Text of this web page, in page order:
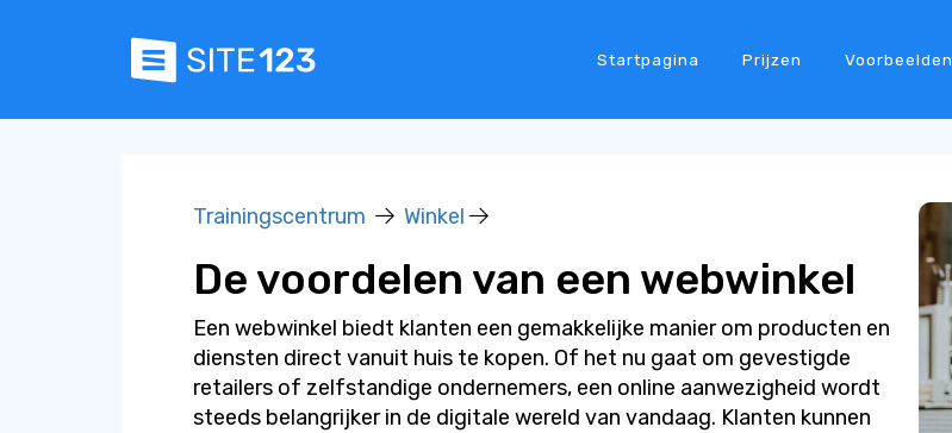
Startpagina Prijzen Voorbeelden
Trainingscentrum Winkel
De voordelen van een webwinkel
Een webwinkel biedt klanten een gemakkelijke manier om producten en
diensten direct vanuit huis te kopen. Of het nu gaat om gevestigde
retailers of zelfstandige ondernemers, een online aanwezigheid wordt
steeds belangrijker in de digitale wereld van vandaag. Klanten kunnen